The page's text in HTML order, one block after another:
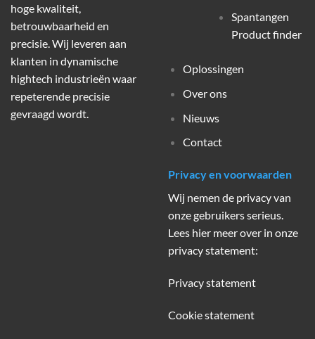
hoge kwaliteit,
betrouwbaarheid en
precisie. Wij leveren aan
klanten in dynamische
hightech industrieën waar
repeterende precisie
gevraagd wordt.
Spantangen
Product finder
Oplossingen
Over ons
Nieuws
Contact
Privacy en voorwaarden
Wij nemen de privacy van
onze gebruikers serieus.
Lees hier meer over in onze
privacy statement:
Privacy statement
Cookie statement